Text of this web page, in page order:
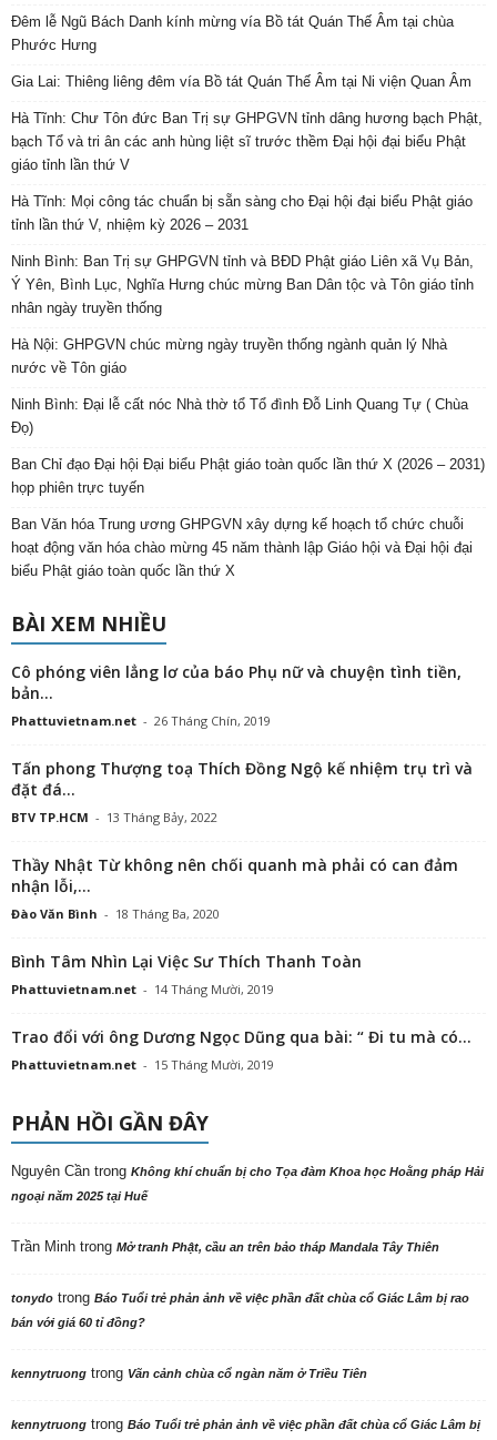
Đêm lễ Ngũ Bách Danh kính mừng vía Bồ tát Quán Thế Âm tại chùa
Phước Hưng
Gia Lai: Thiêng liêng đêm vía Bồ tát Quán Thế Âm tại Ni viện Quan Âm
Hà Tĩnh: Chư Tôn đức Ban Trị sự GHPGVN tỉnh dâng hương bạch Phật,
bạch Tổ và tri ân các anh hùng liệt sĩ trước thềm Đại hội đại biểu Phật
giáo tỉnh lần thứ V
Hà Tĩnh: Mọi công tác chuẩn bị sẵn sàng cho Đại hội đại biểu Phật giáo
tỉnh lần thứ V, nhiệm kỳ 2026 – 2031
Ninh Bình: Ban Trị sự GHPGVN tỉnh và BĐD Phật giáo Liên xã Vụ Bản,
Ý Yên, Bình Lục, Nghĩa Hưng chúc mừng Ban Dân tộc và Tôn giáo tỉnh
nhân ngày truyền thống
Hà Nội: GHPGVN chúc mừng ngày truyền thống ngành quản lý Nhà
nước về Tôn giáo
Ninh Bình: Đại lễ cất nóc Nhà thờ tổ Tổ đình Đỗ Linh Quang Tự ( Chùa
Đọ)
Ban Chỉ đạo Đại hội Đại biểu Phật giáo toàn quốc lần thứ X (2026 – 2031)
họp phiên trực tuyến
Ban Văn hóa Trung ương GHPGVN xây dựng kế hoạch tổ chức chuỗi
hoạt động văn hóa chào mừng 45 năm thành lập Giáo hội và Đại hội đại
biểu Phật giáo toàn quốc lần thứ X
BÀI XEM NHIỀU
Cô phóng viên lẳng lơ của báo Phụ nữ và chuyện tình tiền,
bản...
Phattuvietnam.net - 26 Tháng Chín, 2019
Tấn phong Thượng toạ Thích Đồng Ngộ kế nhiệm trụ trì và
đặt đá...
BTV TP.HCM - 13 Tháng Bảy, 2022
Thầy Nhật Từ không nên chối quanh mà phải có can đảm
nhận lỗi,...
Đào Văn Bình - 18 Tháng Ba, 2020
Bình Tâm Nhìn Lại Việc Sư Thích Thanh Toàn
Phattuvietnam.net - 14 Tháng Mười, 2019
Trao đổi với ông Dương Ngọc Dũng qua bài: “ Đi tu mà có...
Phattuvietnam.net - 15 Tháng Mười, 2019
PHẢN HỒI GẦN ĐÂY
Nguyên Cần trong Không khí chuẩn bị cho Tọa đàm Khoa học Hoằng pháp Hải
ngoại năm 2025 tại Huế
Trần Minh trong Mở tranh Phật, cầu an trên bảo tháp Mandala Tây Thiên
tonydo trong Báo Tuổi trẻ phản ảnh về việc phần đất chùa cổ Giác Lâm bị rao
bán với giá 60 tỉ đồng?
kennytruong trong Vãn cảnh chùa cổ ngàn năm ở Triều Tiên
kennytruong trong Báo Tuổi trẻ phản ảnh về việc phần đất chùa cổ Giác Lâm bị